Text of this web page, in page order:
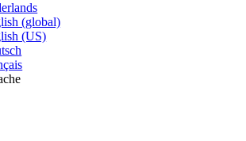
(global)
(US)